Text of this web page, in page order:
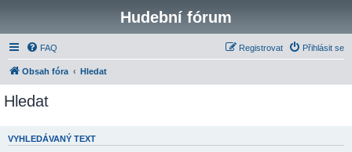
Hudební fórum
FAQ Přihlásit se
Registrovat
Obsah fóra Hledat
Hledat
VYHLEDÁVANÝ TEXT